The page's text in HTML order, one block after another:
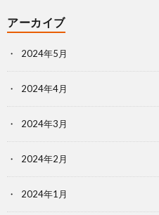
アーカイブ
2024年5月
2024年4月
2024年3月
2024年2月
2024年1月